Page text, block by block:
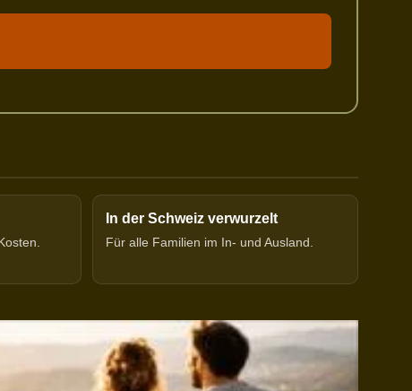
In der Schweiz verwurzelt
Für alle Familien im In- und Ausland.